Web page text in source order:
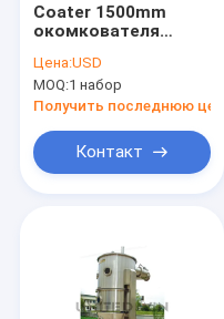
Продукты
Ролики
Coater 1500mm
окомкователя
кровати жидкости
порошка глинозема
более сухой
Цена:USD
MOQ:1 набор
Получить последнюю цену
Контакт